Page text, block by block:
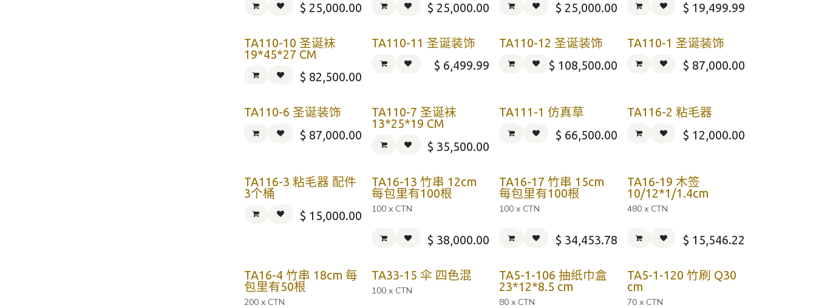
$ 25,000.00
$ 25,000.00
$ 25,000.00
$ 19,499.99
TA110-10 圣诞袜
19*45*27 CM
$ 82,500.00
TA110-11 圣诞装饰
$ 6,499.99
TA110-12 圣诞装饰
$ 108,500.00
TA110-1 圣诞装饰
$ 87,000.00
TA110-6 圣诞装饰
$ 87,000.00
TA110-7 圣诞袜
13*25*19 CM
$ 35,500.00
TA111-1 仿真草
$ 66,500.00
TA116-2 粘毛器
$ 12,000.00
TA116-3 粘毛器 配件
3个桶
$ 15,000.00
TA16-13 竹串 12cm
每包里有100根
100 x CTN
$ 38,000.00
TA16-17 竹串 15cm
每包里有100根
100 x CTN
$ 34,453.78
TA16-19 木签
10/12*1/1.4cm
480 x CTN
$ 15,546.22
TA16-4 竹串 18cm 每
包里有50根
200 x CTN
TA33-15 伞 四色混
100 x CTN
TA5-1-106 抽纸巾盒
23*12*8.5 cm
80 x CTN
TA5-1-120 竹刷 Q30
cm
70 x CTN